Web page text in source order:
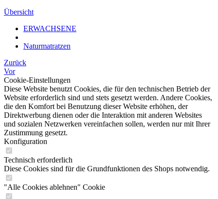
Übersicht
ERWACHSENE
Naturmatratzen
Zurück
Vor
Cookie-Einstellungen
Diese Website benutzt Cookies, die für den technischen Betrieb der
Website erforderlich sind und stets gesetzt werden. Andere Cookies,
die den Komfort bei Benutzung dieser Website erhöhen, der
Direktwerbung dienen oder die Interaktion mit anderen Websites
und sozialen Netzwerken vereinfachen sollen, werden nur mit Ihrer
Zustimmung gesetzt.
Konfiguration
Technisch erforderlich
Diese Cookies sind für die Grundfunktionen des Shops notwendig.
"Alle Cookies ablehnen" Cookie